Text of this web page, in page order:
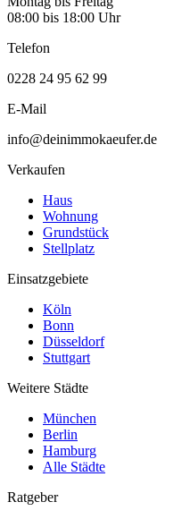
08:00 bis 18:00 Uhr
Telefon
0228 24 95 62 99
E-Mail
info@deinimmokaeufer.de
Verkaufen
Haus
Wohnung
Grundstück
Stellplatz
Einsatzgebiete
Köln
Bonn
Düsseldorf
Stuttgart
Weitere Städte
München
Berlin
Hamburg
Alle Städte
Ratgeber